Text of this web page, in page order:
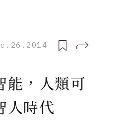
能，人類可
人時代